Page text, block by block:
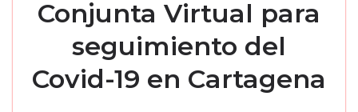
Conjunta Virtual para
seguimiento del
Covid-19 en Cartagena